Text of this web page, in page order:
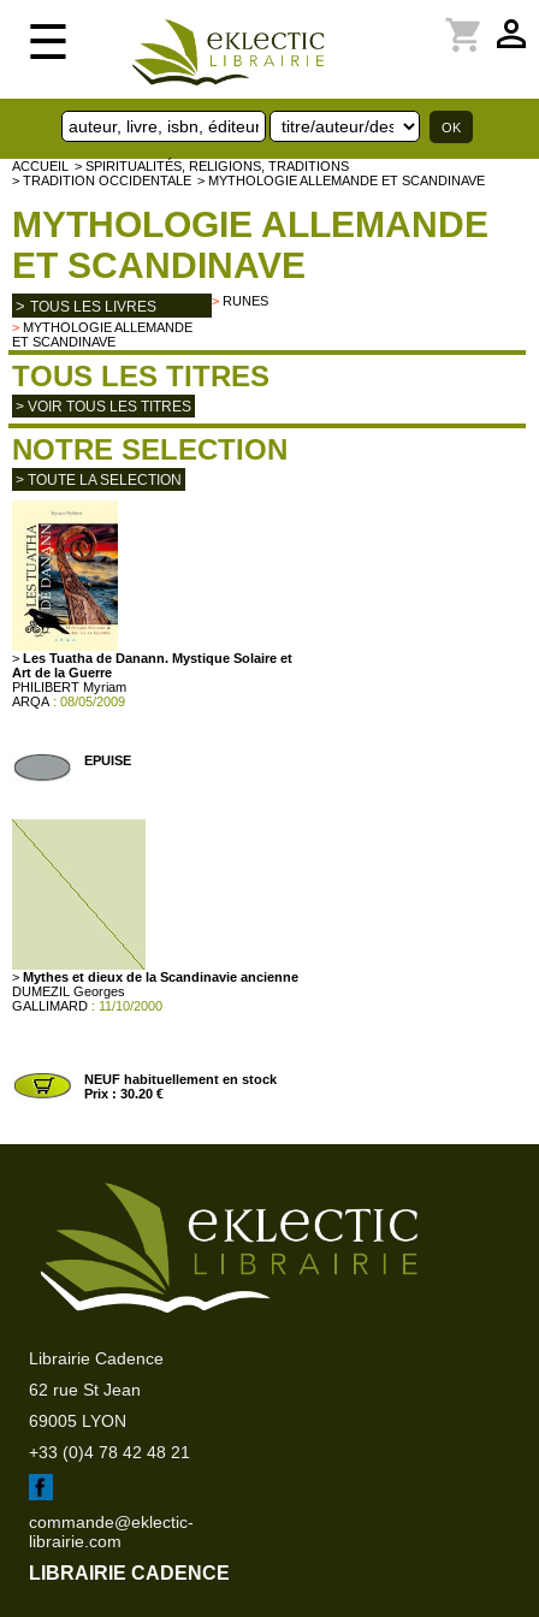
☰ perm_identity
shopping_cart
ACCUEIL
> SPIRITUALITÉS, RELIGIONS, TRADITIONS
> TRADITION OCCIDENTALE > MYTHOLOGIE ALLEMANDE ET SCANDINAVE
MYTHOLOGIE ALLEMANDE
ET SCANDINAVE
> TOUS LES LIVRES >RUNES
> MYTHOLOGIE ALLEMANDE
ET SCANDINAVE
TOUS LES TITRES
> VOIR TOUS LES TITRES
NOTRE SELECTION
> TOUTE LA SELECTION
> Les Tuatha de Danann. Mystique Solaire et
Art de la Guerre
PHILIBERT Myriam
ARQA : 08/05/2009
EPUISE
> Mythes et dieux de la Scandinavie ancienne
DUMEZIL Georges
GALLIMARD : 11/10/2000
NEUF habituellement en stock
Prix : 30.20 €
Librairie Cadence
62 rue St Jean
69005 LYON
+33 (0)4 78 42 48 21
commande@eklectic-
librairie.com
LIBRAIRIE CADENCE